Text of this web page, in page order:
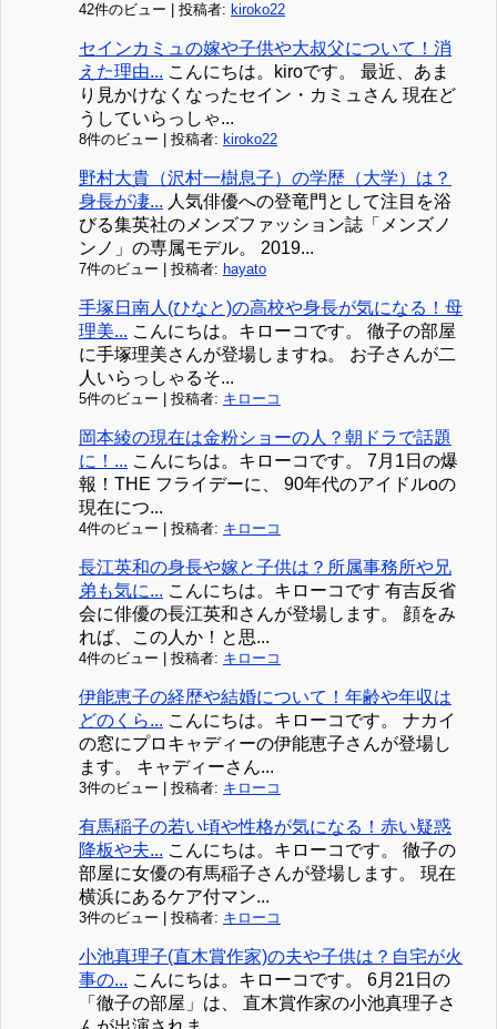
42件のビュー 投稿者: kiroko22
セインカミュの嫁や子供や大叔父について！消
えた理由... こんにちは。kiroです。 最近、あま
り見かけなくなったセイン・カミュさん 現在ど
うしていらっしゃ...
8件のビュー 投稿者: kiroko22
野村大貴（沢村一樹息子）の学歴（大学）は？
身長が凄... 人気俳優への登竜門として注目を浴
びる集英社のメンズファッション誌「メンズノ
ンノ」の専属モデル。 2019...
7件のビュー 投稿者: hayato
手塚日南人(ひなと)の高校や身長が気になる！母
理美... こんにちは。キローコです。 徹子の部屋
に手塚理美さんが登場しますね。 お子さんが二
人いらっしゃるそ...
5件のビュー 投稿者: キローコ
岡本綾の現在は金粉ショーの人？朝ドラで話題
に！... こんにちは。キローコです。 7月1日の爆
報！THE フライデーに、 90年代のアイドルoの
現在につ...
4件のビュー 投稿者: キローコ
長江英和の身長や嫁と子供は？所属事務所や兄
弟も気に... こんにちは。キローコです 有吉反省
会に俳優の長江英和さんが登場します。 顔をみ
れば、この人か！と思...
4件のビュー 投稿者: キローコ
伊能恵子の経歴や結婚について！年齢や年収は
どのくら... こんにちは。キローコです。 ナカイ
の窓にプロキャディーの伊能恵子さんが登場し
ます。 キャディーさん...
3件のビュー 投稿者: キローコ
有馬稲子の若い頃や性格が気になる！赤い疑惑
降板や夫... こんにちは。キローコです。 徹子の
部屋に女優の有馬稲子さんが登場します。 現在
横浜にあるケア付マン...
3件のビュー 投稿者: キローコ
小池真理子(直木賞作家)の夫や子供は？自宅が火
事の... こんにちは。キローコです。 6月21日の
「徹子の部屋」は、 直木賞作家の小池真理子さ